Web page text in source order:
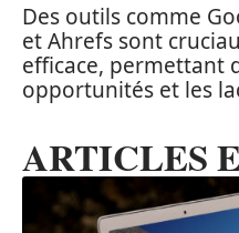
Des outils comme
et Ahrefs sont
efficace, permettant
opportunités et les
ARTICLES